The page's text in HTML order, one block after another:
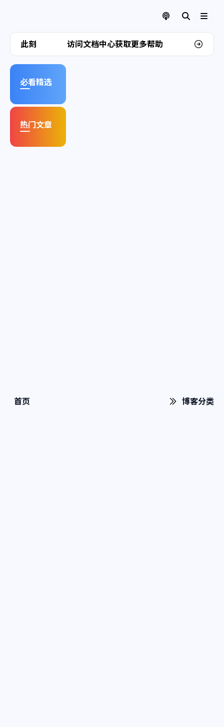
此刻
欢迎来到我的博客
必看精选
热门文章
首页 博客分类